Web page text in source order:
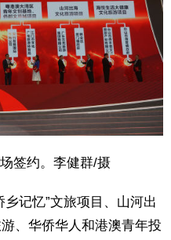
签约。李健群/摄
记忆”文旅项目、山河出
、华侨华人和港澳青年投